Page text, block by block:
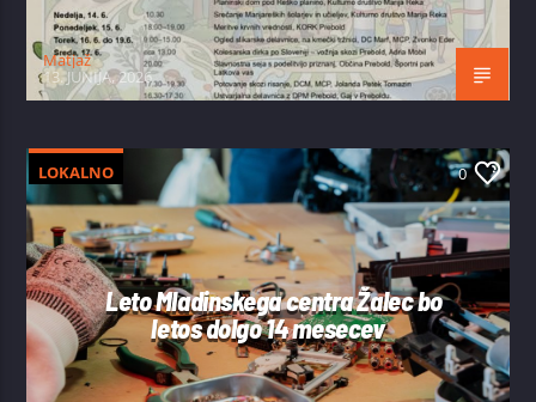
Matjaž
13. JUNIJA, 2026
LOKALNO 0
Leto Mladinskega centra Žalec bo
letos dolgo 14 mesecev